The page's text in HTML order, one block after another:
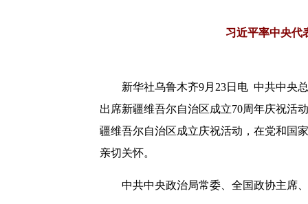
习近平率中央代
新华社乌鲁木齐9月23日电 中共中央
出席新疆维吾尔自治区成立70周年庆祝活
疆维吾尔自治区成立庆祝活动，在党和国
亲切关怀。
中共中央政治局常委、全国政协主席